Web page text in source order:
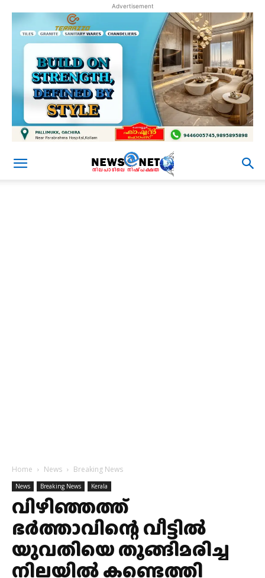
Advertisement
Home News Breaking News
News Breaking News Kerala
വിഴിഞ്ഞത്ത്
ഭര്‍ത്താവിന്റെ വീട്ടില്‍
യുവതിയെ തൂങ്ങിമരിച്ച
നിലയില്‍ കണ്ടെത്തി